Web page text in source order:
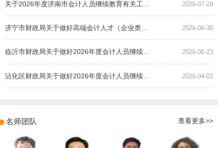
2026-07-29
济宁市财政局关于做好高端会计人才（企业类）培养班选拔工作的通知 2026-06-30
临沂市财政局关于做好2026年度会计人员继续教育有关工作的通知 2026-06-23
2026-04-02
名师团队 查看更多>>